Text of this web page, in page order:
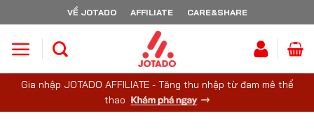
to
VỀ JOTADO AFFILIATE CARE&SHARE
Gia nhập JOTADO AFFILIATE - Tăng thu nhập từ đam mê thể
thao